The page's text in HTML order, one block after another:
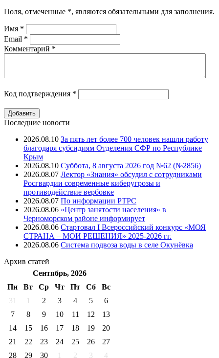
Поля, отмеченные *, являются обязательными для заполнения.
Имя *
Email *
Комментарий *
Код подтверждения *
Последние новости
2026.08.10 За пять лет более 700 человек нашли работу
благодаря субсидиям Отделения СФР по Республике
Крым
2026.08.10 Суббота, 8 августа 2026 год №62 (№2856)
2026.08.07 Лектор «Знания» обсудил с сотрудниками
Росгвардии современные киберугрозы и
противодействие вербовке
2026.08.07 ⁠По информации РТРС
2026.08.06 «Центр занятости населения» в
Черноморском районе информирует
2026.08.06 Стартовал I Всероссийский конкурс «МОЯ
СТРАНА – МОИ РЕШЕНИЯ» 2025-2026 гг.
2026.08.06 Система подвоза воды в селе Окунёвка
Архив статей
Сентябрь, 2026
Пн
Вт Ср Чт Пт Cб
Вс
31
1 2 3 4 5
6
7
8 9 10 11 12
13
14
15 16 17 18 19
20
21
22 23 24 25 26
27
28
29 30 1 2 3
4